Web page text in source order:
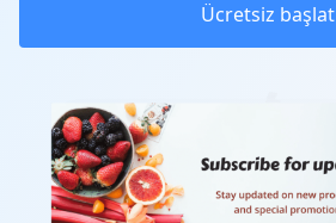
Ücretsiz başlat